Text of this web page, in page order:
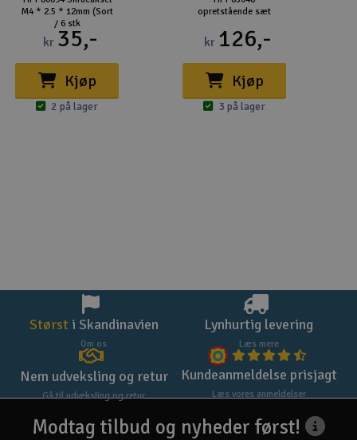
M4 * 2.5 * 12mm (Sort
/ 6 stk
kr 35,-
Kjøp
2 på lager
opretstående sæt
kr 126,-
Kjøp
3 på lager
Størst i Skandinavien
Om os
Lynhurtig levering
Læs mere
Nem udveksling og retur
Gå til udveksling og retur
Kundeanmeldelse prisjagt
Læs vores anmeldelser
Modtag tilbud og nyheder først!